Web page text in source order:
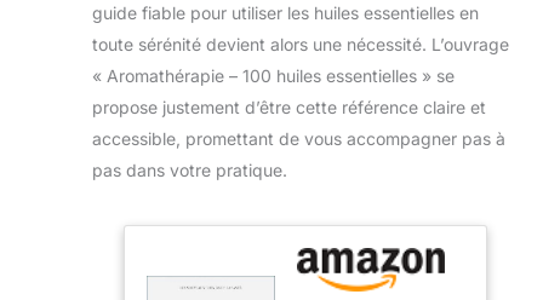
guide fiable pour utiliser les huiles essentielles en
toute sérénité devient alors une nécessité. L’ouvrage
« Aromathérapie – 100 huiles essentielles » se
propose justement d’être cette référence claire et
accessible, promettant de vous accompagner pas à
pas dans votre pratique.